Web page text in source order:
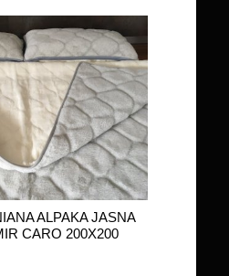
ALPAKA JASNA
CARO 200X200